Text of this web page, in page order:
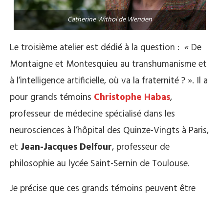
Catherine Withol de Wenden
Le troisième atelier est dédié à la question : « De
Montaigne et Montesquieu au transhumanisme et
à l’intelligence artificielle, où va la fraternité ? ». Il a
pour grands témoins Christophe Habas,
professeur de médecine spécialisé dans les
neurosciences à l’hôpital des Quinze-Vingts à Paris,
et Jean-Jacques Delfour, professeur de
philosophie au lycée Saint-Sernin de Toulouse.
Je précise que ces grands témoins peuvent être